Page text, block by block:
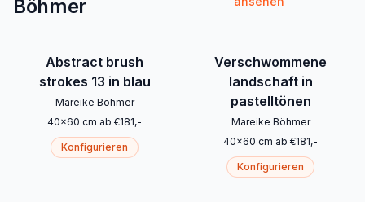
Böhmer
Abstract brush
strokes 13 in blau
Mareike Böhmer
40x60 cm ab €181,-
Konfigurieren
Verschwommene
landschaft in
pastelltönen
Mareike Böhmer
40x60 cm ab €181,-
Konfigurieren